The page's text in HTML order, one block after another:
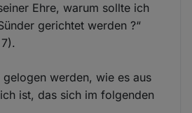
Ehre, warum sollte ich
gerichtet werden ?“
werden, wie es aus
ist, das sich im folgenden